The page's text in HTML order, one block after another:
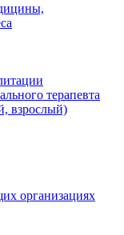
терапевта
взрослый)
организациях